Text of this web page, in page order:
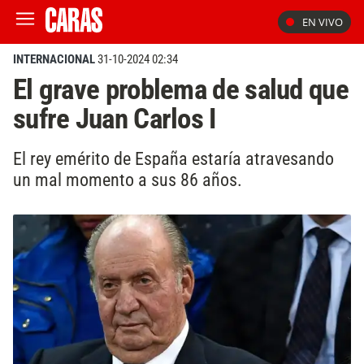
EN VIVO
INTERNACIONAL31-10-2024 02:34
El grave problema de salud que
sufre Juan Carlos I
El rey emérito de España estaría atravesando
un mal momento a sus 86 años.